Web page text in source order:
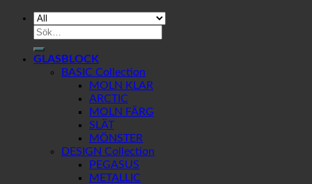
Sök
efter:
GLASBLOCK
BASIC Collection
MOLN KLAR
ARCTIC
MOLN FÄRG
SLÄT
MÖNSTER
DESIGN Collection
PEGASUS
METALLIC